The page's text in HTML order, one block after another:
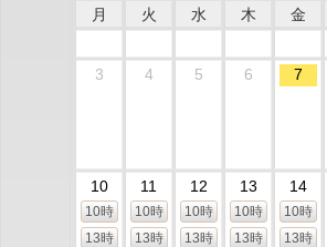
月 火 水 木 金
3
4 5 6 7
10
10時
13時
11
10時
13時
12
10時
13時
13
10時
13時
14
10時
13時